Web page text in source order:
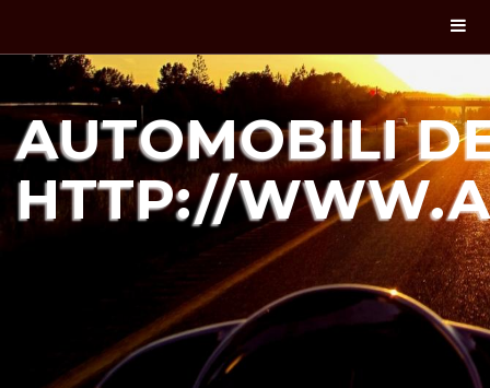
AUTOMOBILI
HTTP://